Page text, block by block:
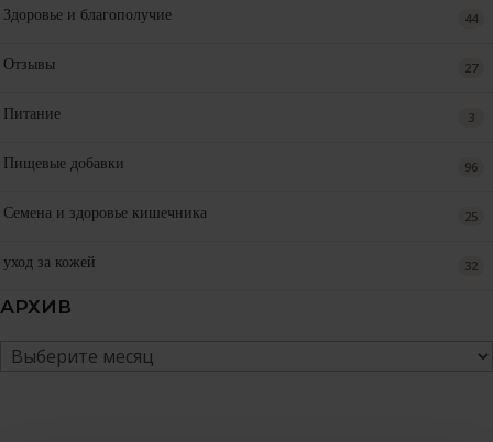
Здоровье и благополучие 44
Отзывы 27
Питание 3
Пищевые добавки 96
Семена и здоровье кишечника 25
уход за кожей 32
АРХИВ
Архив